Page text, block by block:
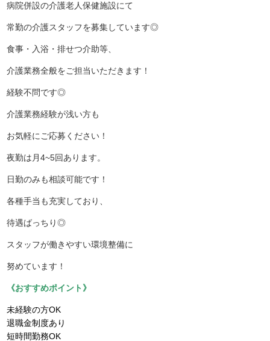
病院併設の介護老人保健施設にて
常勤の介護スタッフを募集しています◎
食事・入浴・排せつ介助等、
介護業務全般をご担当いただきます！
経験不問です◎
介護業務経験が浅い方も
お気軽にご応募ください！
夜勤は月4~5回あります。
日勤のみも相談可能です！
各種手当も充実しており、
待遇ばっちり◎
スタッフが働きやすい環境整備に
努めています！
《おすすめポイント》
未経験の方OK
退職金制度あり
短時間勤務OK